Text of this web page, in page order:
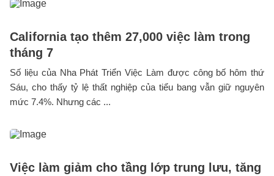
California tạo thêm 27,000 việc làm trong
tháng 7
Số liệu của Nha Phát Triển Việc Làm được công bố hôm thứ
Sáu, cho thấy tỷ lệ thất nghiệp của tiểu bang vẫn giữ nguyên
mức 7.4%. Nhưng các ...
Việc làm giảm cho tầng lớp trung lưu, tăng